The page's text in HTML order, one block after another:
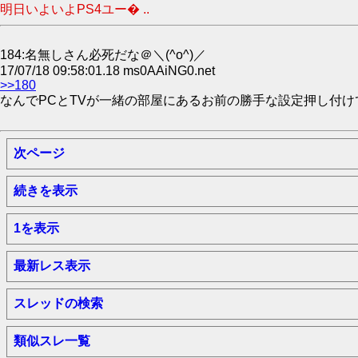
明日いよいよPS4ユー� ..
184:名無しさん必死だな＠＼(^o^)／
17/07/18 09:58:01.18 ms0AAiNG0.net
>>180
なんでPCとTVが一緒の部屋にあるお前の勝手な設定押し付け
次ページ
続きを表示
1を表示
最新レス表示
スレッドの検索
類似スレ一覧